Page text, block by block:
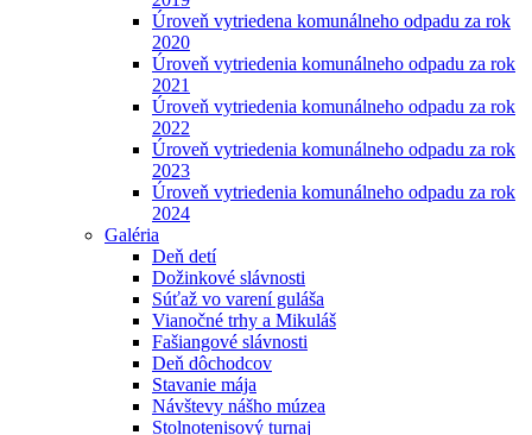
Úroveň vytriedena komunálneho odpadu za rok
2020
Úroveň vytriedenia komunálneho odpadu za rok
2021
Úroveň vytriedenia komunálneho odpadu za rok
2022
Úroveň vytriedenia komunálneho odpadu za rok
2023
Úroveň vytriedenia komunálneho odpadu za rok
2024
Galéria
Deň detí
Dožinkové slávnosti
Súťaž vo varení guláša
Vianočné trhy a Mikuláš
Fašiangové slávnosti
Deň dôchodcov
Stavanie mája
Návštevy nášho múzea
Stolnotenisový turnaj